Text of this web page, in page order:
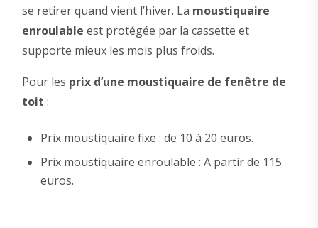
se retirer quand vient l’hiver. La moustiquaire
enroulable est protégée par la cassette et
supporte mieux les mois plus froids.
Pour les prix d’une moustiquaire de fenêtre de
toit :
Prix moustiquaire fixe : de 10 à 20 euros.
Prix moustiquaire enroulable : A partir de 115
euros.